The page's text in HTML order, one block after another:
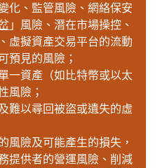
化、監管風險、網絡保安
」風險、潛在市場操控、
虛擬資產交易平台的流動
預見的風險；
一資產（如比特幣或以太
風險；
難以尋回被盜或遺失的虛
風險及可能產生的損失，
提供者的營運風險、削減